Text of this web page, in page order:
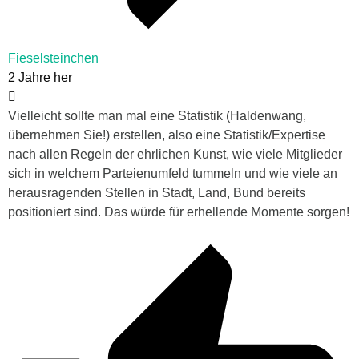
Fieselsteinchen
2 Jahre her
Vielleicht sollte man mal eine Statistik (Haldenwang,
übernehmen Sie!) erstellen, also eine Statistik/Expertise
nach allen Regeln der ehrlichen Kunst, wie viele Mitglieder
sich in welchem Parteienumfeld tummeln und wie viele an
herausragenden Stellen in Stadt, Land, Bund bereits
positioniert sind. Das würde für erhellende Momente sorgen!